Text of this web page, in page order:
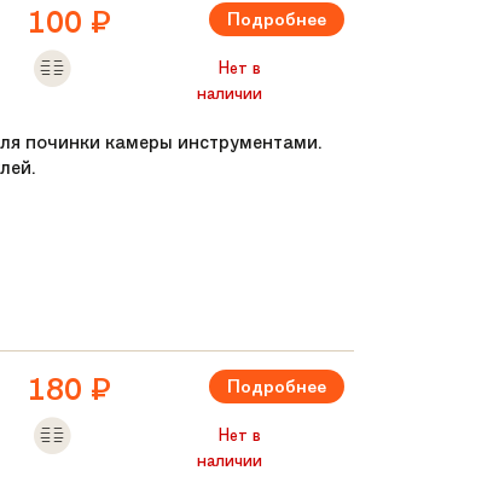
100 ₽ Подробнее
Нет в
наличии
починки камеры инструментами.
180 ₽ Подробнее
Нет в
наличии